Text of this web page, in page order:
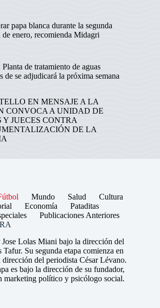
papa blanca durante la segunda
de enero, recomienda Midagri
de tratamiento de aguas
de se adjudicará la próxima semana
EN MENSAJE A LA
CONVOCA A UNIDAD DE
Y JUECES CONTRA
DE LA
Mundo Salud
Cultura
Economía
Pataditas
Publicaciones Anteriores
Lolas Miani bajo la dirección del
Su segunda etapa comienza en
del periodista César Lévano.
es bajo la dirección de su fundador,
marketing político y psicólogo social.